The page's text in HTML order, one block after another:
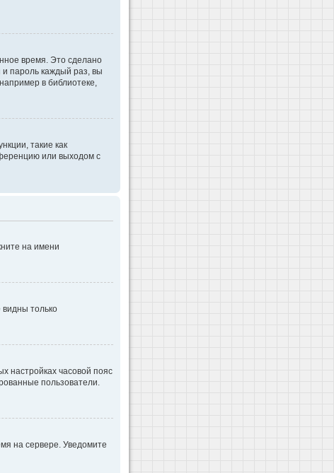
время. Это сделано
и пароль каждый раз, вы
в библиотеке,
такие как
или выходом с
на имени
видны только
настройках часовой пояс
пользователи.
на сервере. Уведомите